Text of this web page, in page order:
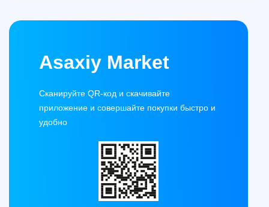
Asaxiy Market
Сканируйте QR-код и скачивайте
приложение и совершайте покупки быстро и
удобно